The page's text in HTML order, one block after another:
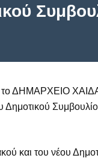
το ΔΗΜΑΡΧΕΙΟ
Δημοτικού
και του νέου